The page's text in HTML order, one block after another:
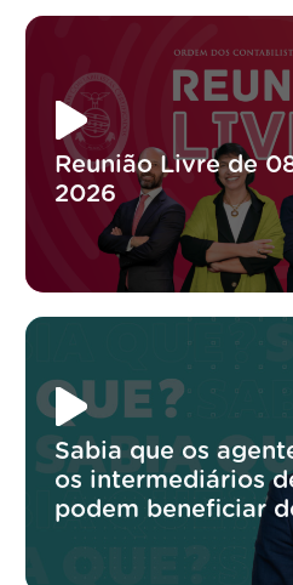
Reunião Livre de
2026
Sabia que os
os intermediários
podem beneficiar